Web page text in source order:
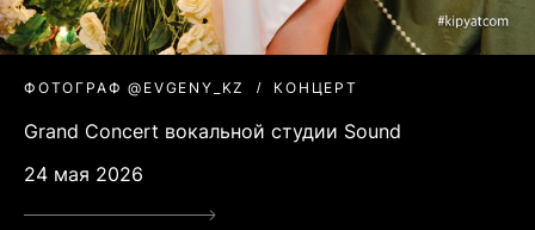
ФОТОГРАФ @EVGENY_KZ КОНЦЕРТ
Grand Concert вокальной студии Sound
24 мая 2026